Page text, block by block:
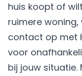
huis koopt of
ruimere woning,
contact op met
voor
bij jouw situatie.